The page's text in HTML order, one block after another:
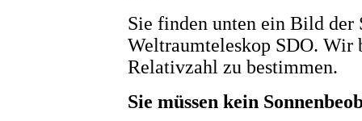
Sie finden unten ein Bild der
Weltraumteleskop SDO.
Relativzahl zu bestimmen.
Sie müssen kein